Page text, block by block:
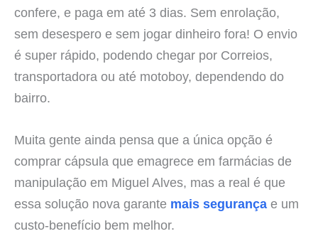
confere, e paga em até 3 dias. Sem enrolação,
sem desespero e sem jogar dinheiro fora! O envio
é super rápido, podendo chegar por Correios,
transportadora ou até motoboy, dependendo do
bairro.
Muita gente ainda pensa que a única opção é
comprar cápsula que emagrece em farmácias de
manipulação em Miguel Alves, mas a real é que
essa solução nova garante mais segurança e um
custo-benefício bem melhor.